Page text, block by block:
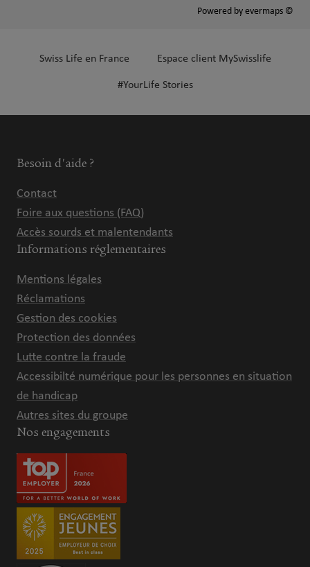
Powered by evermaps ©
Swiss Life en France Espace client MySwisslife
#YourLife Stories
Besoin d'aide ?
Contact
Foire aux questions (FAQ)
Accès sourds et malentendants
Informations réglementaires
Mentions légales
Réclamations
Gestion des cookies
Protection des données
Lutte contre la fraude
Accessibilté numérique pour les personnes en situation
de handicap
Autres sites du groupe
Nos engagements